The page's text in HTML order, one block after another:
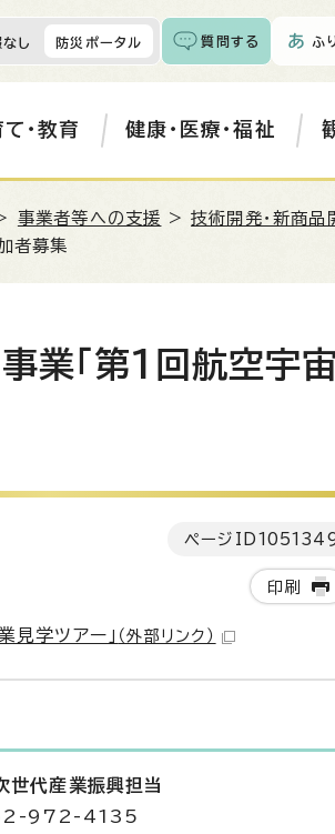
し 防災ポータル 質問する ふ
・教育 健康・医療・福祉
事業者等への支援 >技術開発・新商
者募集
業「第1回航空宇
ページID
印刷
学ツアー」 （外部リンク）
世代産業振興担当
972-4135